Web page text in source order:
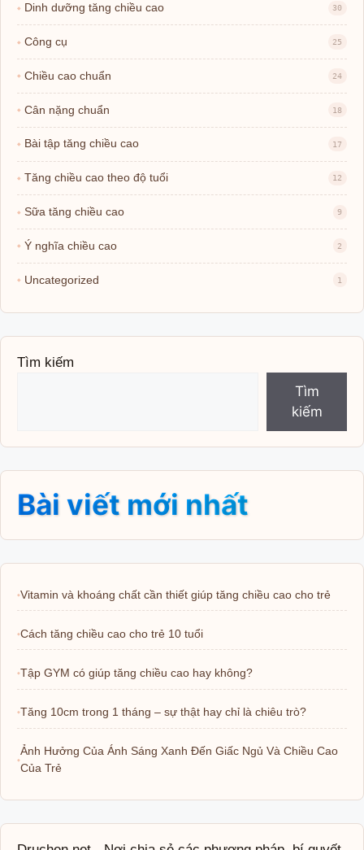
Dinh dưỡng tăng chiều cao 30
Công cụ 25
Chiều cao chuẩn 24
Cân nặng chuẩn 18
Bài tập tăng chiều cao 17
Tăng chiều cao theo độ tuổi 12
Sữa tăng chiều cao 9
Ý nghĩa chiều cao 2
Uncategorized 1
Tìm kiếm
Tìm
kiếm
Bài viết mới nhất
Vitamin và khoáng chất cần thiết giúp tăng chiều cao cho trẻ
Cách tăng chiều cao cho trẻ 10 tuổi
Tập GYM có giúp tăng chiều cao hay không?
Tăng 10cm trong 1 tháng – sự thật hay chỉ là chiêu trò?
Ảnh Hưởng Của Ánh Sáng Xanh Đến Giấc Ngủ Và Chiều Cao
Của Trẻ